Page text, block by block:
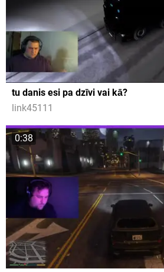
tu danis esi pa dzīvi vai kā?
link45111
0:38